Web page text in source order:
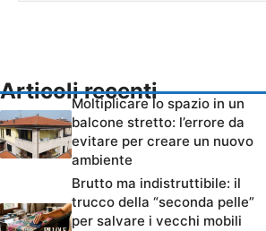
Articoli recenti
Moltiplicare lo spazio in un
balcone stretto: l’errore da
evitare per creare un nuovo
ambiente
Brutto ma indistruttibile: il
trucco della “seconda pelle”
per salvare i vecchi mobili